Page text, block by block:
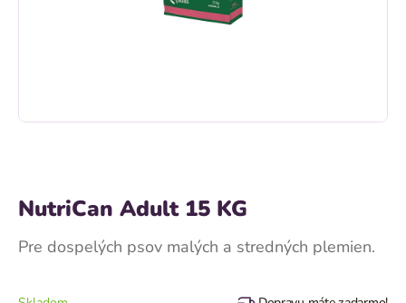
NutriCan Adult 15 KG
Pre dospelých psov malých a stredných plemien.